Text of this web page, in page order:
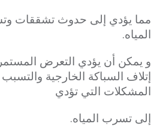
مما يؤدي إلى حدوث تشققات
المياه.
و يمكن أن يؤدي التعرض
إتلاف السباكة الخارجية
المشكلات التي تؤدي
إلى تسرب المياه.